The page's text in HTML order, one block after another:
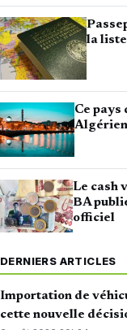
la
Ce pays
Le cash
BA
officiel
DERNIERS ARTICLES
Importation de
cette nouvelle